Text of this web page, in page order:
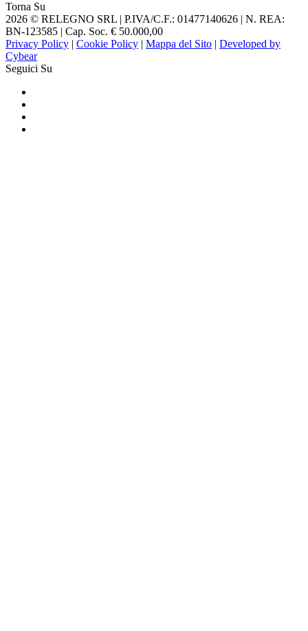
Torna Su
2026 © RELEGNO SRL | P.IVA/C.F.: 01477140626 | N. REA:
BN-123585 | Cap. Soc. € 50.000,00
Privacy Policy | Cookie Policy | Mappa del Sito | Developed by
Cybear
Seguici Su